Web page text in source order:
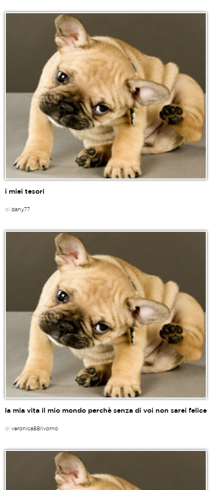
i miei tesori
di dany77
la mia vita il mio mondo perchè senza di voi non sarei felice
di veronica88livorno